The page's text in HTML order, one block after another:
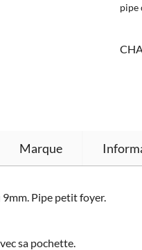
pipe
Marque
Pipe petit foyer.
sa pochette.